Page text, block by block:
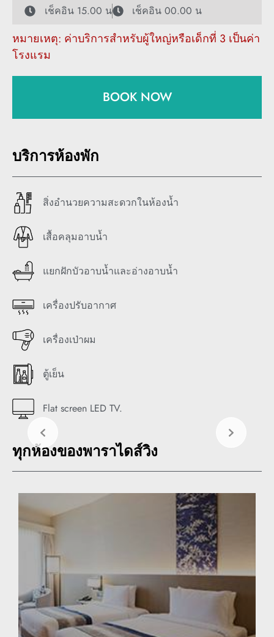
เช็คอิน 15.00 น เช็คอิน 00.00 น
หมายเหตุ: ค่าบริการสำหรับผู้ใหญ่หรือเด็กที่ 3 เป็นค่า
โรงแรม
BOOK NOW
บริการห้องพัก
สิ่งอำนวยความสะดวกในห้องน้ำ
เสื้อคลุมอาบน้ำ
แยกฝักบัวอาบน้ำและอ่างอาบน้ำ
เครื่องปรับอากาศ
เครื่องเป่าผม
ตู้เย็น
Flat screen LED TV.
ทุกห้องของพาราไดส์วิง
EXPLORE